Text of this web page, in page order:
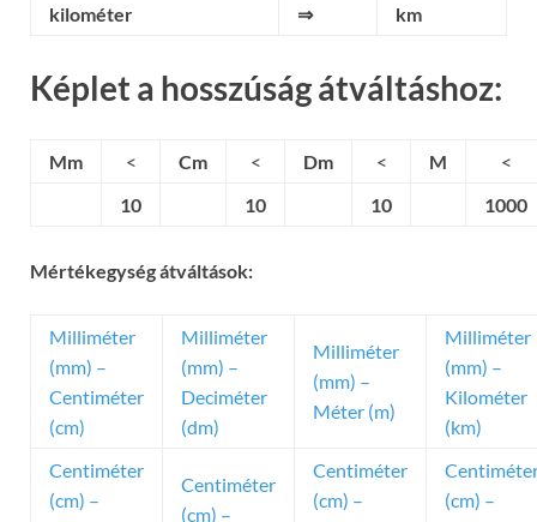
kilométer
⇒ km
Képlet a hosszúság átváltáshoz:
Mm < Cm < Dm < M
<
10
10 10 1000
Mértékegység átváltások:
Milliméter
(mm) –
Centiméter
(cm)
Milliméter
(mm) –
Deciméter
(dm)
Milliméter
(mm) –
Méter (m)
Milliméter
(mm) –
Kilométer
(km)
Centiméter
(cm) –
Centiméter
(cm) –
Centiméter
(cm) –
(cm) –